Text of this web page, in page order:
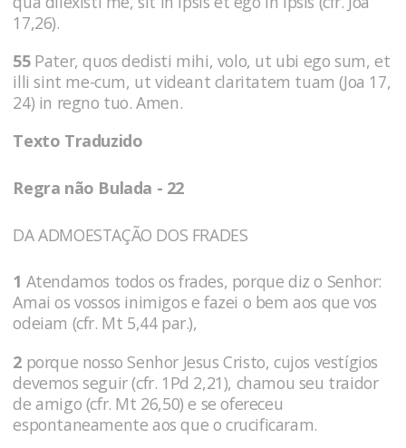
17,26).
55Pater, quos dedisti mihi, volo, ut ubi ego sum, et
illi sint me-cum, ut videant claritatem tuam (Joa 17,
24) in regno tuo. Amen.
Texto Traduzido
Regra não Bulada - 22
DA ADMOESTAÇÃO DOS FRADES
1 Atendamos todos os frades, porque diz o Senhor:
Amai os vossos inimigos e fazei o bem aos que vos
odeiam (cfr. Mt 5,44 par.),
2 porque nosso Senhor Jesus Cristo, cujos vestígios
devemos seguir (cfr. 1Pd 2,21), chamou seu traidor
de amigo (cfr. Mt 26,50) e se ofereceu
espontaneamente aos que o crucificaram.